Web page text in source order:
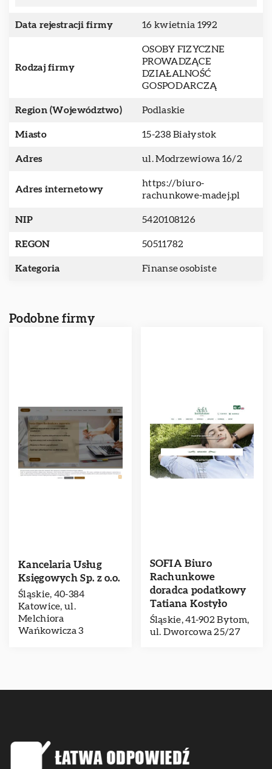
Data rejestracji firmy 16 kwietnia 1992
Rodzaj firmy
OSOBY FIZYCZNE
PROWADZĄCE
DZIAŁALNOŚĆ
GOSPODARCZĄ
Region (Województwo) Podlaskie
Miasto 15-238 Białystok
Adres ul. Modrzewiowa 16/2
Adres internetowy
https://biuro-
rachunkowe-madej.pl
NIP 5420108126
REGON 50511782
Kategoria Finanse osobiste
Podobne firmy
Kancelaria Usług
Księgowych Sp. z o.o.
Śląskie, 40-384
Katowice, ul.
Melchiora
Wańkowicza 3
SOFIA Biuro
Rachunkowe
doradca podatkowy
Tatiana Kostyło
Śląskie, 41-902 Bytom,
ul. Dworcowa 25/27